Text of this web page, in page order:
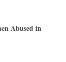
Abused in